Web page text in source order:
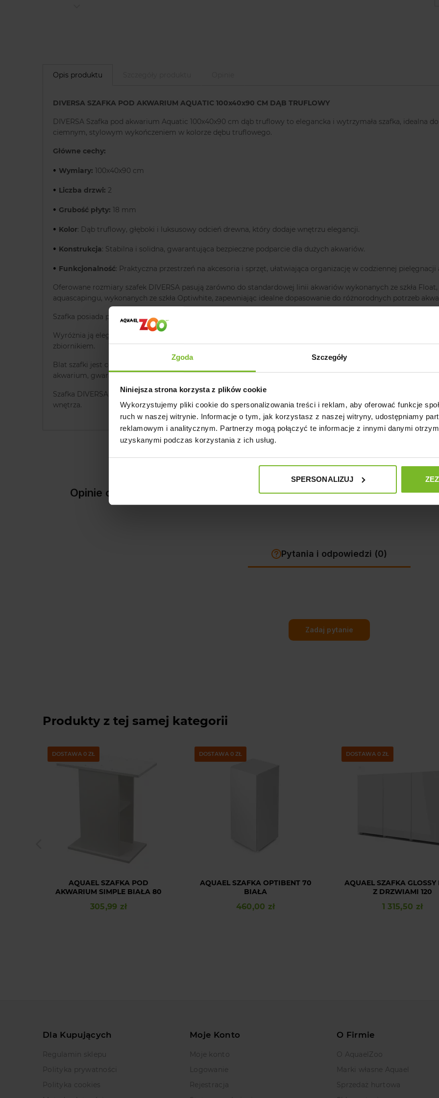
Zgoda Szczegóły
Niniejsza strona korzysta z plików cookie
Wykorzystujemy pliki cookie do spersonalizowania treści i reklam, aby oferować funkcje
ruch w naszej witrynie. Informacje o tym, jak korzystasz z naszej witryny, udostępniamy
reklamowym i analitycznym. Partnerzy mogą połączyć te informacje z innymi danymi
uzyskanymi podczas korzystania z ich usług.
SPERSONALIZUJ
Opis produktu
DIVERSA SZAFKA POD AKWARIUM AQUATIC 100x40x90 CM DĄB TRUFLOWY
DIVERSA Szafka pod akwarium Aquatic 100x40x90 cm dąb truflowy to elegancka i wytrzymała szafka, idealna
ciemnym, stylowym wykończeniem w kolorze dębu truflowego.
Główne cechy:
• Wymiary: 100x40x90 cm
• Liczba drzwi: 2
• Grubość płyty: 18 mm
• Kolor: Dąb truflowy, głęboki i luksusowy odcień drewna, który dodaje wnętrzu elegancji.
• Konstrukcja: Stabilna i solidna, gwarantująca bezpieczne podparcie dla dużych akwariów.
• Funkcjonalność: Praktyczna przestrzeń na akcesoria i sprzęt, ułatwiająca organizację w codziennej pielęgnacji
Oferowane rozmiary szafek DIVERSA pasują zarówno do standardowej linii akwariów wykonanych ze szkła
aquascapingu, wykonanych ze szkła Optiwhite, zapewniając idealne dopasowanie do różnorodnych potrzeb
Szafka posiada podzielną konstrukcję i niepełne plecy, co umożliwia wygodną organizację osprzętu i codzienne
Wyróżnia ją elegancki design z drzwiczkami działającymi na zasadzie „push-to-open”, które po zamknięciu
zbiornikiem.
Blat szafki jest cofnięty względem przedniej krawędzi akwarium, co podkreśla nowoczesny wygląd i zapewnia
akwarium, gwarantując bezpieczeństwo użytkowania.
Szafka DIVERSA Aquatic w kolorze dębu truflowego to doskonałe połączenie estetyki i funkcjonalności,
wnętrza.
Opinie o produkcie: DIVERSA SZAFKA POD AKWARIUM AQUATIC
Pytania i odpowiedzi (0)
Zadaj pytanie
Produkty z tej samej kategorii
DOSTAWA 0 ZŁ
AQUAEL SZAFKA POD
AKWARIUM SIMPLE BIAŁA 80
Cena
305,99 zł
DOSTAWA 0 ZŁ
AQUAEL SZAFKA OPTIBENT 70
BIAŁA
Cena
460,00 zł
DOSTAWA 0 ZŁ
AQUAEL SZAFKA
Z DRZWIAMI 120
Cena
1 315,50 zł
Dla Kupujących
Regulamin sklepu
Polityka prywatności
Polityka cookies
Moje Konto
Moje konto
Logowanie
Rejestracja
O Firmie
O AquaelZoo
Marki własne Aquael
Sprzedaż hurtowa